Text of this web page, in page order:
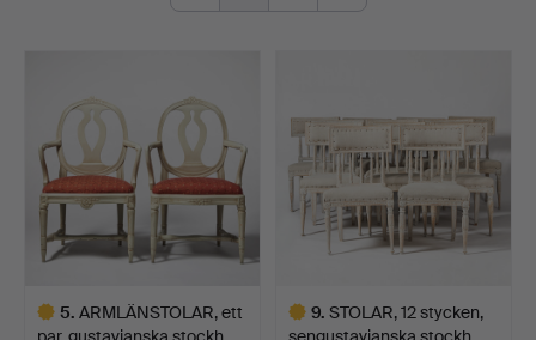
5. ARMLÄNSTOLAR, ett
9. STOLAR, 12 stycken,